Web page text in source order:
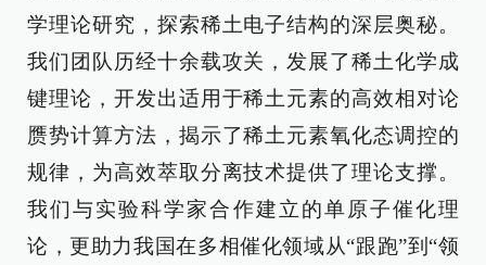
学理论研究，探索稀土电子结构的深层奥秘。
我们团队历经十余载攻关，发展了稀土化学成
键理论，开发出适用于稀土元素的高效相对论
赝势计算方法，揭示了稀土元素氧化态调控的
规律，为高效萃取分离技术提供了理论支撑。
我们与实验科学家合作建立的单原子催化理
论，更助力我国在多相催化领域从“跟跑”到“领